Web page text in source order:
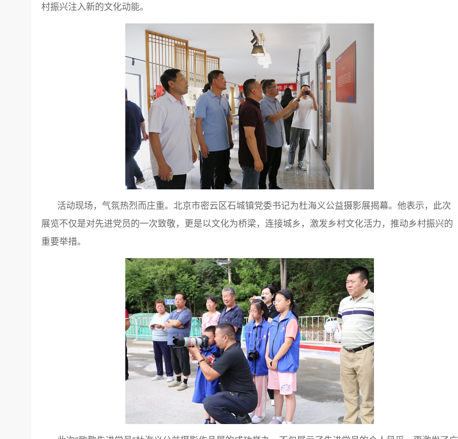
村振兴注入新的文化动能。
活动现场，气氛热烈而庄重。北京市密云区石城镇党委书记为杜海义公益摄影展揭幕。他表示，此次
展览不仅是对先进党员的一次致敬，更是以文化为桥梁，连接城乡，激发乡村文化活力，推动乡村振兴的
重要举措。